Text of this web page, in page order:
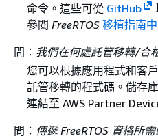
命令。這些可從 GitHub
參閱 FreeRTOS 移植指南
問： 我們在何處託管移轉/合
您可以根據應用程式和客
託管移轉的程式碼。儲存
連結至 AWS Partner
問： 傳遞 FreeRTOS 資格所